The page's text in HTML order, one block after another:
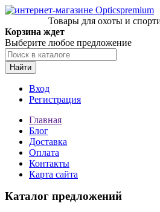
Товары для охоты и
Корзина ждет
Выберите любое предложение
Найти
Вход
Регистрация
Главная
Блог
Доставка
Оплата
Контакты
Карта сайта
Каталог предложений